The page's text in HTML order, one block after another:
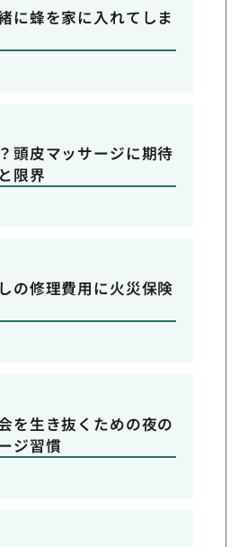
に蜂を家に入れてしま
頭皮マッサージに期待
限界
の修理費用に火災保険
を生き抜くための夜の
ジ習慣